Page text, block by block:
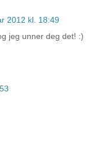
2012 kl. 18:49
jeg unner deg det! :)